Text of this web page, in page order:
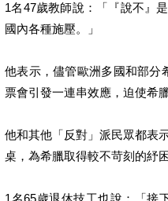
1名47歲教師說：「『說不』
國內各種施壓。」
他表示，儘管歐洲多國和部分
票會引發一連串效應，迫使希
他和其他「反對」派民眾都表
桌，為希臘取得較不苛刻的紓困
1名65歲退休技工也說：「接